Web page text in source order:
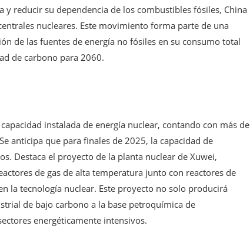
reducir su dependencia de los combustibles fósiles, China
nucleares. Este movimiento forma parte de una
de las fuentes de energía no fósiles en su consumo total
de carbono para 2060.​
instalada de energía nuclear, contando con más de
anticipa que para finales de 2025, la capacidad de
Destaca el proyecto de la planta nuclear de Xuwei,
de gas de alta temperatura junto con reactores de
la tecnología nuclear. Este proyecto no solo producirá
de bajo carbono a la base petroquímica de
energéticamente intensivos.